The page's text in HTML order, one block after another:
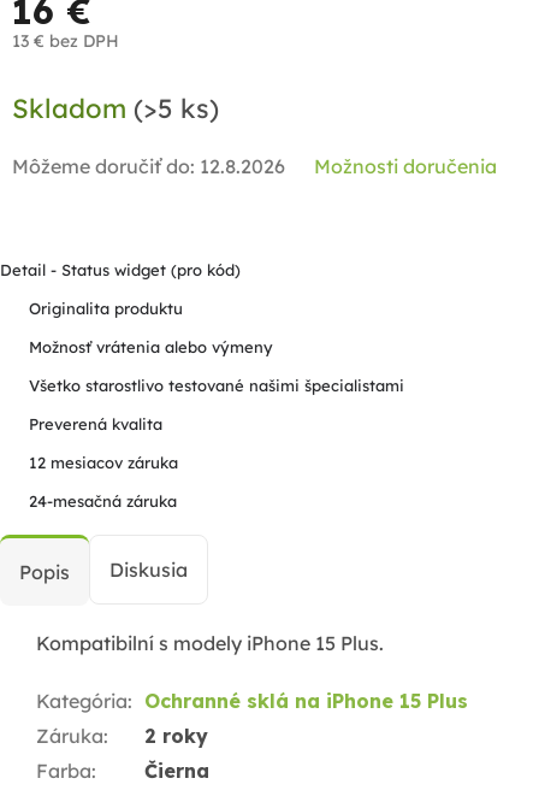
16 €
13 € bez DPH
cena:
Skladom (>5 ks)
Môžeme doručiť do: 12.8.2026 Možnosti doručenia
Detail - Status widget (pro kód)
Originalita produktu
Možnosť vrátenia alebo výmeny
Všetko starostlivo testované našimi špecialistami
Preverená kvalita
12 mesiacov záruka
24-mesačná záruka
Popis Diskusia
Kompatibilní s modely iPhone 15 Plus.
Kategória: Ochranné sklá na iPhone 15 Plus
Záruka:
2 roky
Farba:
Čierna